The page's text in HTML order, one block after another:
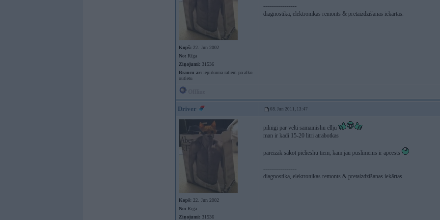
Kopš: 22. Jun 2002
No: Rīga
Ziņojumi: 31536
Braucu ar: iepirkuma ratiem pa alko
outletu
-----------------
diagnostika, elektronikas remonts & pretaizdzīšanas iekārtas.
Driver 08. Jun 2011, 13:47
Kopš: 22. Jun 2002
No: Rīga
Ziņojumi: 31536
pilnigi par velti samainishu ellju
man ir kadi 15-20 litri atrabotkas
pareizak sakot pielieshu tiem, kam jau puslimenis ir apeests
-----------------
diagnostika, elektronikas remonts & pretaizdzīšanas iekārtas.